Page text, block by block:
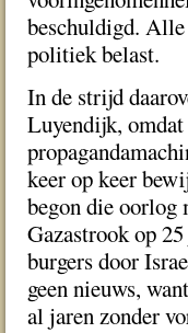
beschuldigd.
politiek belast.
In de strijd
Luyendijk, omdat
keer op keer
begon die oorlog
Gazastrook op
burgers door
geen nieuws,
al jaren zonder